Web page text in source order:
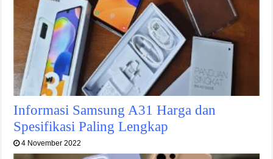
Informasi Samsung A31 Harga dan
Spesifikasi Paling Lengkap
4 November 2022